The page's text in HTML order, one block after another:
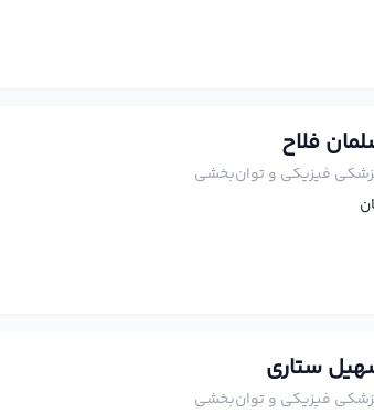
فلاح
فیزیکی و توان‌بخشی
ستاری
فیزیکی و توان‌بخشی